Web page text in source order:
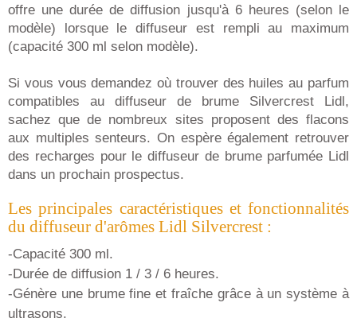
offre une durée de diffusion jusqu'à 6 heures (selon le
modèle) lorsque le diffuseur est rempli au maximum
(capacité 300 ml selon modèle).
Si vous vous demandez où trouver des huiles au parfum
compatibles au diffuseur de brume Silvercrest Lidl,
sachez que de nombreux sites proposent des flacons
aux multiples senteurs. On espère également retrouver
des recharges pour le diffuseur de brume parfumée Lidl
dans un prochain prospectus.
Les principales caractéristiques et fonctionnalités
du diffuseur d'arômes Lidl Silvercrest :
-Capacité 300 ml.
-Durée de diffusion 1 / 3 / 6 heures.
-Génère une brume fine et fraîche grâce à un système à
ultrasons.